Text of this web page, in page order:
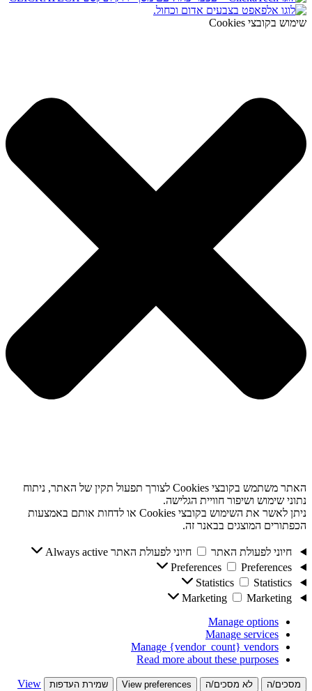
שימוש בקובצי Cookies
האתר משתמש בקובצי Cookies לצורך תפעול תקין של האתר, ניתוח
נתוני שימוש ושיפור חוויית הגלישה.
ניתן לאשר את השימוש בקובצי Cookies או לדחות אותם באמצעות
הכפתורים המוצגים בבאנר זה.
חיוני לפעולת האתר חיוני לפעולת האתר Always active
Preferences
Preferences
Statistics
Statistics
Marketing
Marketing
Manage options
Manage services
Manage {vendor_count} vendors
Read more about these purposes
מסכים/ה לא מסכים/ה View preferences שמירת העדפות View